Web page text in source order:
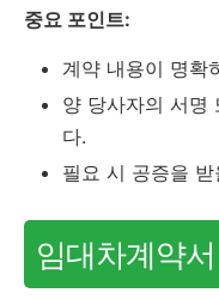
중요 포인트:
계약 내용이 명확
양 당사자의 서명
다.
필요 시 공증을
임대차계약